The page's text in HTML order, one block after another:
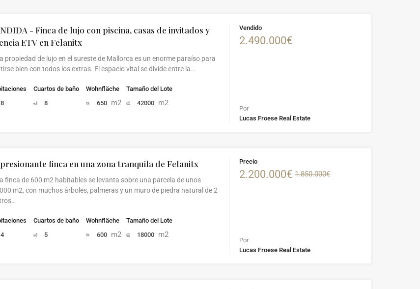
- Finca de lujo con piscina, casas de invitados y
ETV en Felanitx
propiedad de lujo en el sureste de Mallorca es un enorme paraíso para
bien con todos los extras. El espacio vital se divide entre la…
8
Cuartos de baño
8
Wohnfläche
650 m2
Tamaño del Lote
42000 m2
Vendido
2.490.000€
Por
Lucas Froese Real Estate
finca en una zona tranquila de Felanitx
finca de 600 m2 habitables se levanta sobre una parcela de unos
m2, con muchos árboles, palmeras y un muro de piedra natural de 2
4
Cuartos de baño
5
Wohnfläche
600 m2
Tamaño del Lote
18000 m2
Precio
2.200.000€ 1.850.000€
Por
Lucas Froese Real Estate